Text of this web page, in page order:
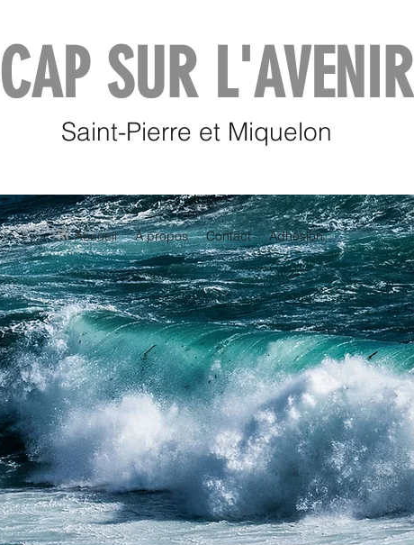
Saint-Pierre et Miquelon
CAP SUR L'AVENIR
Accueil À propos Contact Adhésion